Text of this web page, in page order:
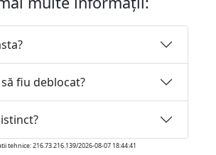
fiu deblocat?
tehnice: 216.73.216.139/2026-08-07 18:44:41